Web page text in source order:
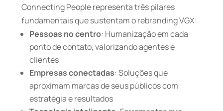
Connecting People representa três pilares
fundamentais que sustentam o rebranding VGX:
Pessoas no centro: Humanização em cada
ponto de contato, valorizando agentes e
clientes
Empresas conectadas: Soluções que
aproximam marcas de seus públicos com
estratégia e resultados